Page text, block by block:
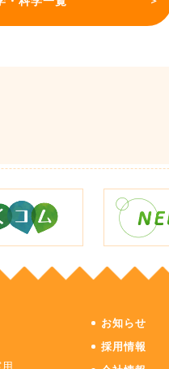
お知らせ
採用情報